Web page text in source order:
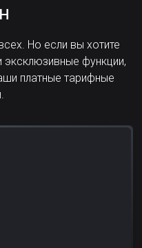
Но если вы хотите
эксклюзивные функции,
платные тарифные